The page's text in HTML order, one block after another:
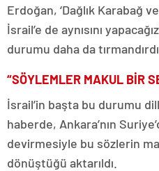
Erdoğan, ‘Dağlık Karabağ
İsrail’e de aynısını
durumu daha da
“SÖYLEMLER MAKUL BİR
İsrail’in başta bu durumu
haberde, Ankara’nın
devirmesiyle bu sözlerin
dönüştüğü aktarıldı.